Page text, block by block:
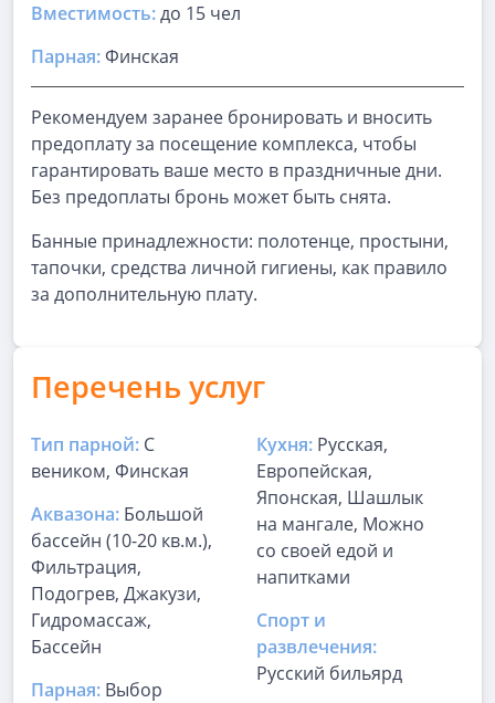
Вместимость:до 15 чел
Парная:Финская
Рекомендуем заранее бронировать и вносить
предоплату за посещение комплекса, чтобы
гарантировать ваше место в праздничные дни.
Без предоплаты бронь может быть снята.
Банные принадлежности: полотенце, простыни,
тапочки, средства личной гигиены, как правило
за дополнительную плату.
Перечень услуг
Тип парной: С
веником, Финская
Аквазона: Большой
бассейн (10-20 кв.м.),
Фильтрация,
Подогрев, Джакузи,
Гидромассаж,
Бассейн
Парная: Выбор
Кухня: Русская,
Европейская,
Японская, Шашлык
на мангале, Можно
со своей едой и
напитками
Спорт и
развлечения:
Русский бильярд